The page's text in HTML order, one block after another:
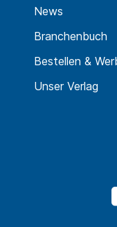
News
Branchenbuch
Bestellen &
Unser Verlag